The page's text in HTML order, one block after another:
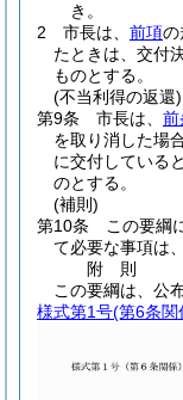
き。
2
市長は、 前項の
たときは、交付
ものとする。
(不当利得の返還)
第9条
市長は、 前
を取り消した場
に交付している
のとする。
(補則)
第10条
この要綱
て必要な事項は
附 則
この要綱は、公
様式第1号(第6条関